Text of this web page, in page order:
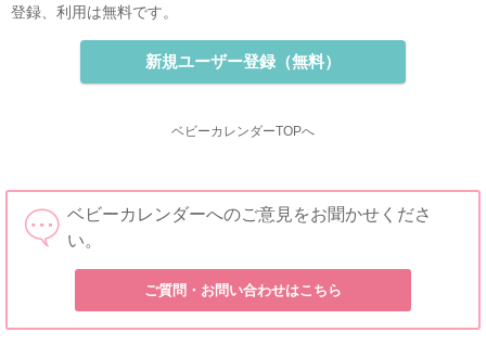
登録、利用は無料です。
新規ユーザー登録（無料）
ベビーカレンダーTOPへ
ベビーカレンダーへのご意見をお聞かせくださ
い。
ご質問・お問い合わせはこちら